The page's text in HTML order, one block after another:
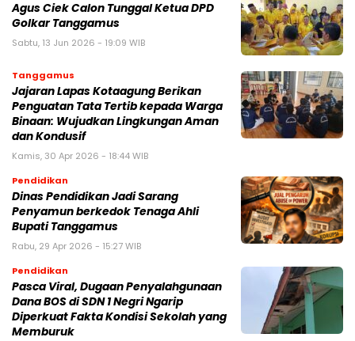
Agus Ciek Calon Tunggal Ketua DPD
Golkar Tanggamus
Sabtu, 13 Jun 2026 - 19:09 WIB
Tanggamus
Jajaran Lapas Kotaagung Berikan
Penguatan Tata Tertib kepada Warga
Binaan: Wujudkan Lingkungan Aman
dan Kondusif
Kamis, 30 Apr 2026 - 18:44 WIB
Pendidikan
Dinas Pendidikan Jadi Sarang
Penyamun berkedok Tenaga Ahli
Bupati Tanggamus
Rabu, 29 Apr 2026 - 15:27 WIB
Pendidikan
Pasca Viral, Dugaan Penyalahgunaan
Dana BOS di SDN 1 Negri Ngarip
Diperkuat Fakta Kondisi Sekolah yang
Memburuk